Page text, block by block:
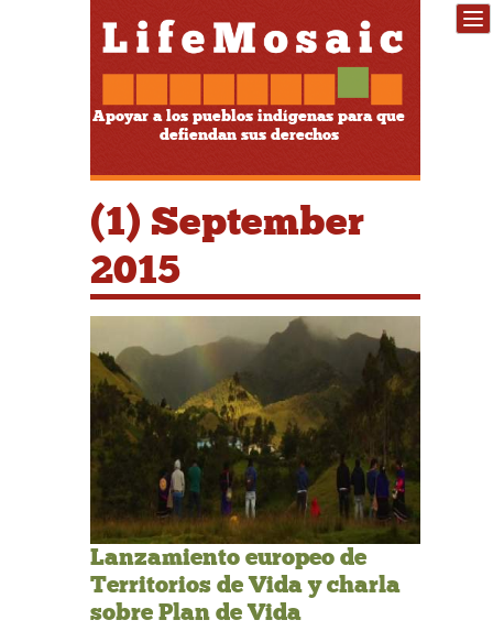
Apoyar a los pueblos indígenas para que
defiendan sus derechos
(1) September
2015
Lanzamiento europeo de
Territorios de Vida y charla
sobre Plan de Vida